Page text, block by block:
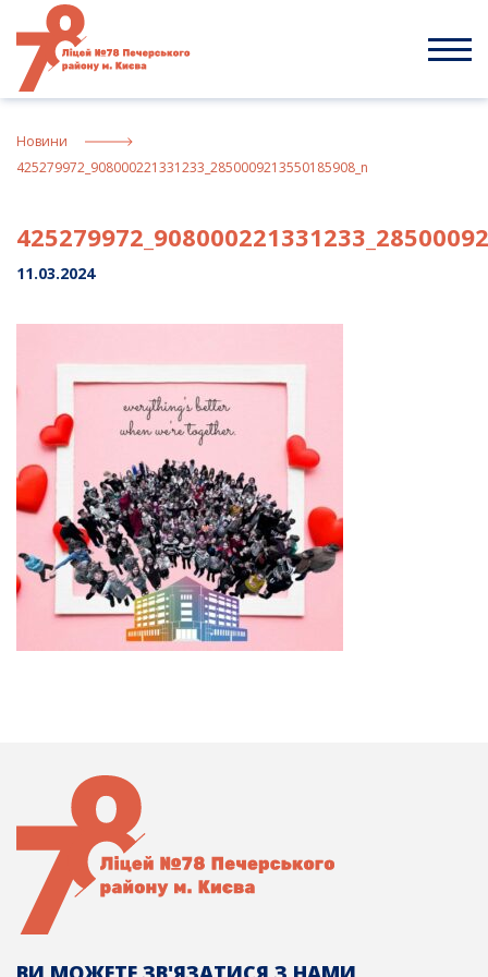
content
Новини
425279972_908000221331233_2850009213550185908_n
11.03.2024